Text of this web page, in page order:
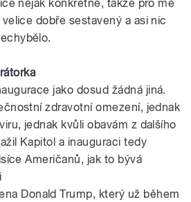
nějak konkrétně, takže pro mě
dobře sestavený a asi nic
jako dosud žádná jiná.
zdravotní omezení, jednak
jednak kvůli obavám z dalšího
Kapitol a inauguraci tedy
Američanů, jak to bývá
Donald Trump, který už během